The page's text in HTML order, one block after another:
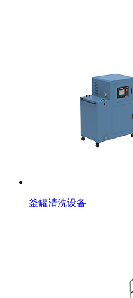
釜罐清洗设备